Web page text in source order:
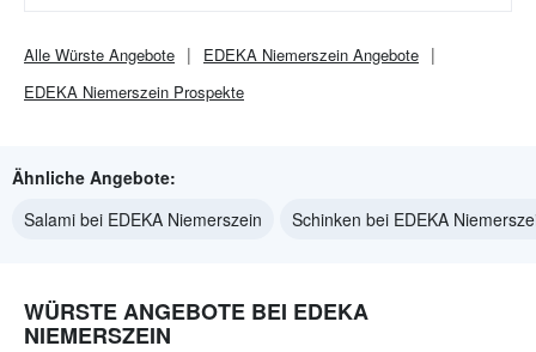
Alle Würste Angebote EDEKA Niemerszein Angebote
EDEKA Niemerszein Prospekte
Ähnliche Angebote:
Salami bei EDEKA Niemerszein
Schinken bei EDEKA
WÜRSTE ANGEBOTE BEI EDEKA
NIEMERSZEIN